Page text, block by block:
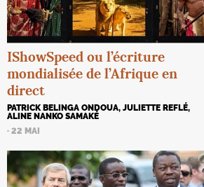
IShowSpeed ou l’écriture
mondialisée de l’Afrique en
direct
PATRICK BELINGA ONDOUA, JULIETTE REFLÉ,
ALINE NANKO SAMAKÉ
· 22 MAI